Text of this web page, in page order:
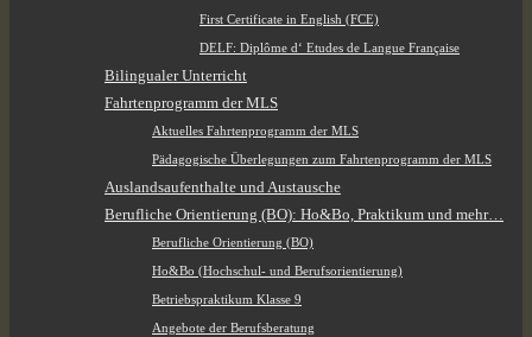
First Certificate in English (FCE)
DELF: Diplôme d‘ Etudes de Langue Française
Bilingualer Unterricht
Fahrtenprogramm der MLS
Aktuelles Fahrtenprogramm der MLS
Pädagogische Überlegungen zum Fahrtenprogramm der MLS
Auslandsaufenthalte und Austausche
Berufliche Orientierung (BO): Ho&Bo, Praktikum und mehr…
Berufliche Orientierung (BO)
Ho&Bo (Hochschul- und Berufsorientierung)
Betriebspraktikum Klasse 9
Angebote der Berufsberatung